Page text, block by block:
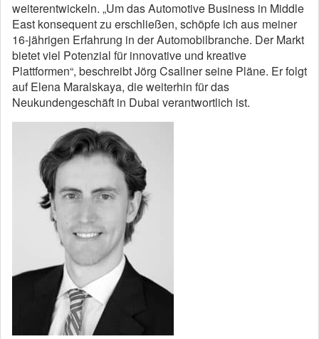
weiterentwickeln. „Um das Automotive Business in Middle
East konsequent zu erschließen, schöpfe ich aus meiner
16-jährigen Erfahrung in der Automobilbranche. Der Markt
bietet viel Potenzial für innovative und kreative
Plattformen“, beschreibt Jörg Csallner seine Pläne. Er folgt
auf Elena Maralskaya, die weiterhin für das
Neukundengeschäft in Dubai verantwortlich ist.